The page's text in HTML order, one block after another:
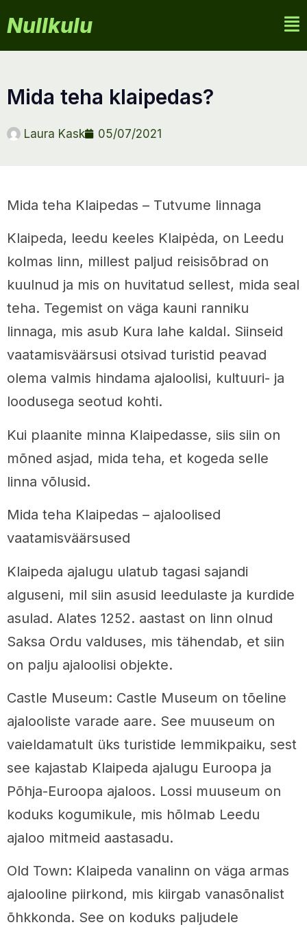
Nullkulu
mida teha klaipedas?
Laura Kask 05/07/2021
Mida teha Klaipedas – Tutvume linnaga
Klaipeda, leedu keeles Klaipėda, on Leedu
kolmas linn, millest paljud reisisõbrad on
kuulnud ja mis on huvitatud sellest, mida seal
teha. Tegemist on väga kauni ranniku
linnaga, mis asub Kura lahe kaldal. Siinseid
vaatamisväärsusi otsivad turistid peavad
olema valmis hindama ajaloolisi, kultuuri- ja
loodusega seotud kohti.
Kui plaanite minna Klaipedasse, siis siin on
mõned asjad, mida teha, et kogeda selle
linna võlusid.
Mida teha Klaipedas – ajaloolised
vaatamisväärsused
Klaipeda ajalugu ulatub tagasi sajandi
alguseni, mil siin asusid leedulaste ja kurdide
asulad. Alates 1252. aastast on linn olnud
Saksa Ordu valduses, mis tähendab, et siin
on palju ajaloolisi objekte.
Castle Museum: Castle Museum on tõeline
ajalooliste varade aare. See muuseum on
vaieldamatult üks turistide lemmikpaiku, sest
see kajastab Klaipeda ajalugu Euroopa ja
Põhja-Euroopa ajaloos. Lossi muuseum on
koduks kogumikule, mis hõlmab Leedu
ajaloo mitmeid aastasadu.
Old Town: Klaipeda vanalinn on väga armas
ajalooline piirkond, mis kiirgab vanasõnalist
õhkkonda. See on koduks paljudele